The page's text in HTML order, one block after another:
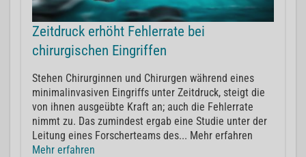
Zeitdruck erhöht Fehlerrate bei
chirurgischen Eingriffen
Stehen Chirurginnen und Chirurgen während eines
minimalinvasiven Eingriffs unter Zeitdruck, steigt die
von ihnen ausgeübte Kraft an; auch die Fehlerrate
nimmt zu. Das zumindest ergab eine Studie unter der
Leitung eines Forscherteams des... Mehr erfahren
Mehr erfahren